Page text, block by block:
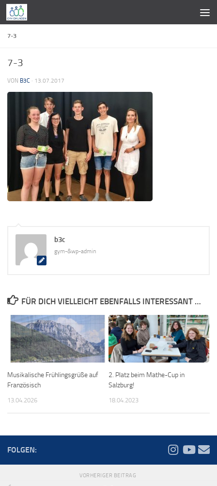
Zum Inhalt springen
7-3
7-3
VON B3C · 13.07.2017
b3c
gym-&wp-admin
FÜR DICH VIELLEICHT EBENFALLS INTERESSANT …
Musikalische Frühlingsgrüße auf
Französisch
13.04.2026
2. Platz beim Mathe-Cup in
Salzburg!
18.04.2023
FOLGEN:
VORHERIGER BEITRAG